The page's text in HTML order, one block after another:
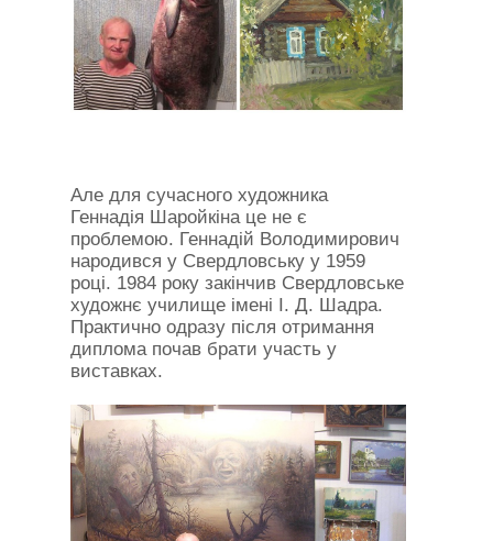
Але для сучасного художника
Геннадія Шаройкіна це не є
проблемою. Геннадій Володимирович
народився у Свердловську у 1959
році. 1984 року закінчив Свердловське
художнє училище імені І. Д. Шадра.
Практично одразу після отримання
диплома почав брати участь у
виставках.